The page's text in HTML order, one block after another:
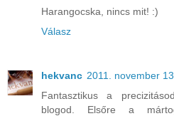
Harangocska, nincs mit! :)
Válasz
hekvanc 2011. november
Fantasztikus a
blogod. Elsőre a